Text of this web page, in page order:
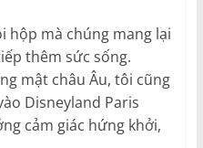
hộp mà chúng mang lại
thêm sức sống.
mật châu Âu, tôi cũng
Disneyland Paris
cảm giác hứng khởi,